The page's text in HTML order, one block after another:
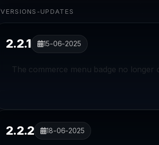
VERSIONS-UPDATES
2.2.1 15-06-2025
The commerce menu badge no
2.2.2 18-06-2025